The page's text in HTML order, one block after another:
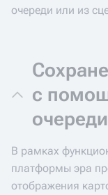
очереди или из
с
очереди
В рамках
платформы эра
отображения